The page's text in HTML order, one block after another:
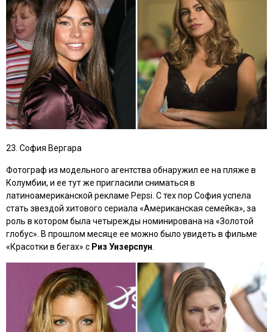
23. София Вергара
Фотограф из модельного агентства обнаружил ее на пляже в
Колумбии, и ее тут же пригласили сниматься в
латиноамериканской рекламе Pepsi. С тех пор София успела
стать звездой хитового сериала«Американская семейка», за
роль в котором была четырежды номинирована на «Золотой
глобус». В прошлом месяце ее можно было увидеть в фильме
«Красотки в бегах» с Риз Уизерспун.